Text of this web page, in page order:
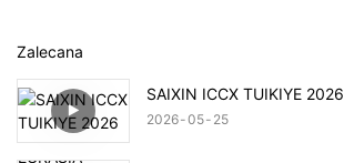
Zalecana
SAIXIN ICCX TUIKIYE 2026
2026 05 25